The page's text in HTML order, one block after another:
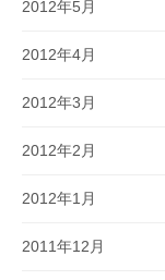
2012年5月
2012年4月
2012年3月
2012年2月
2012年1月
2011年12月